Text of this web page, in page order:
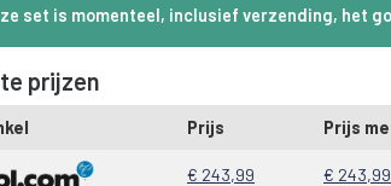
set is momenteel, inclusief verzending, het
prijzen
Prijs Prijs
€ 243,99 € 243,99